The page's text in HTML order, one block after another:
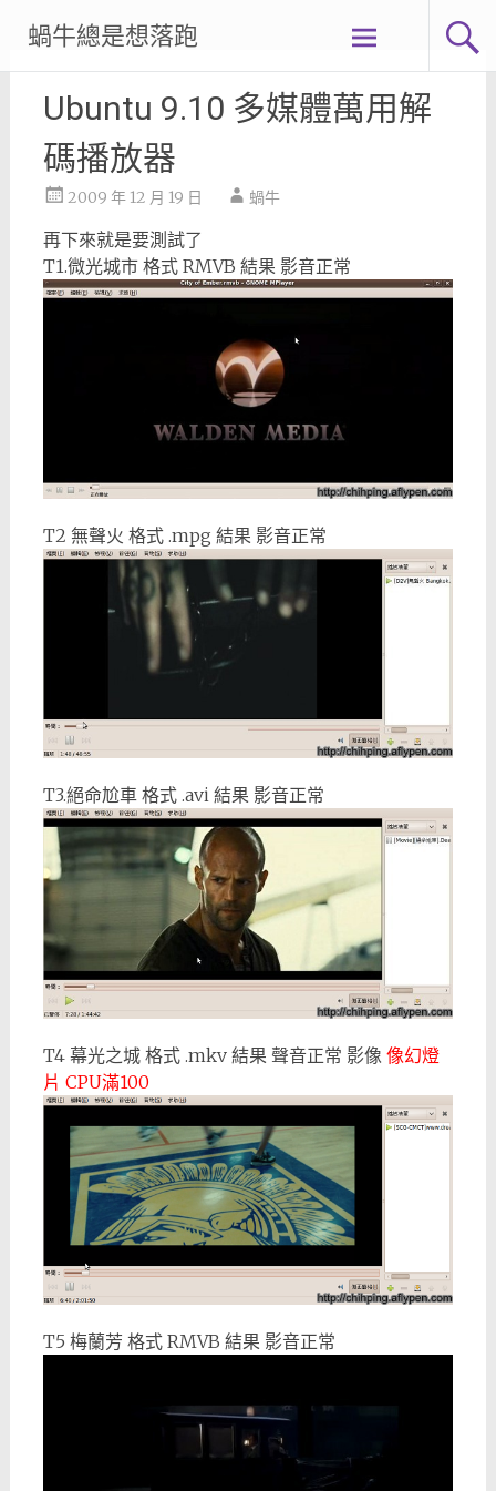
content
蝸牛總是想落跑
Ubuntu 9.10 多媒體萬用解
碼播放器
2009 年 12 月 19 日 蝸牛
再下來就是要測試了
T1.微光城市 格式 RMVB 結果 影音正常
T2 無聲火 格式 .mpg 結果 影音正常
T3.絕命尬車 格式 .avi 結果 影音正常
T4 幕光之城 格式 .mkv 結果 聲音正常 影像 像幻燈
片 CPU滿100
T5 梅蘭芳 格式 RMVB 結果 影音正常